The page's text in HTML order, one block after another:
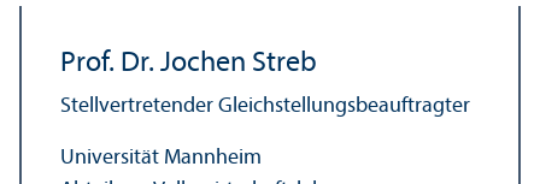
Prof. Dr. Jochen Streb
Stellvertretender Gleich­stellungs­beauftragter
Universität Mannheim